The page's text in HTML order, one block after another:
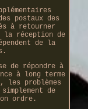
postaux des
à retourner
réception de
de la
de répondre à
à long terme
les problèmes
de
ordre.